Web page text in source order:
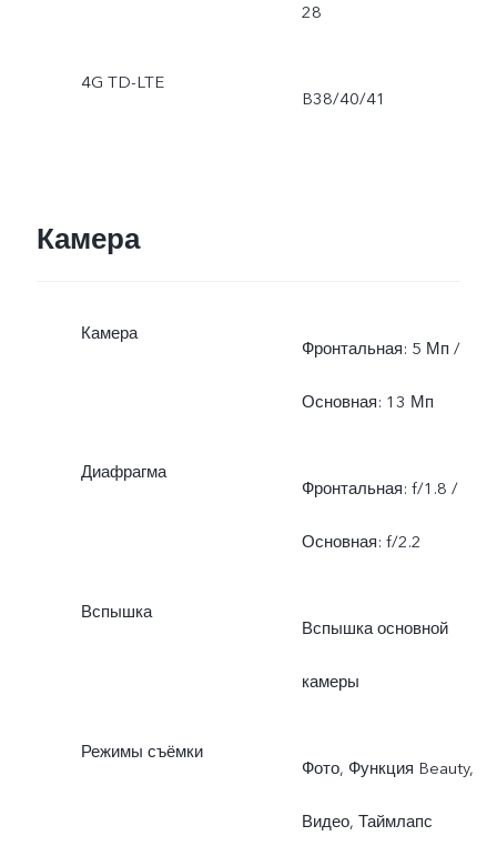
28
4G TD-LTE
B38/40/41
Камера
Камера
Фронтальная: 5 Мп /
Основная: 13 Мп
Диафрагма
Фронтальная: f/1.8 /
Основная: f/2.2
Вспышка
Вспышка основной
камеры
Режимы съёмки
Фото, Функция Beauty,
Видео, Таймлапс